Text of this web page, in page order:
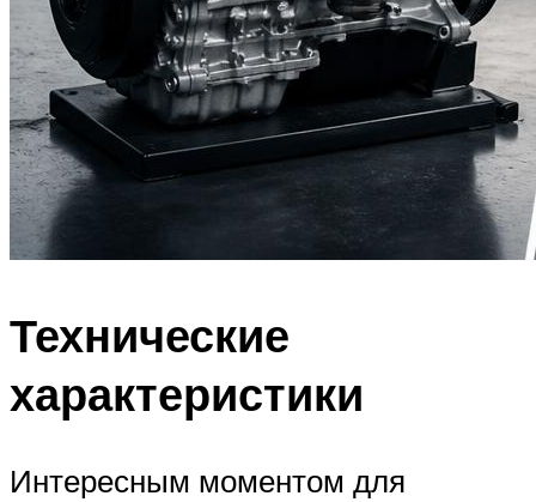
Технические
характеристики
Интересным моментом для